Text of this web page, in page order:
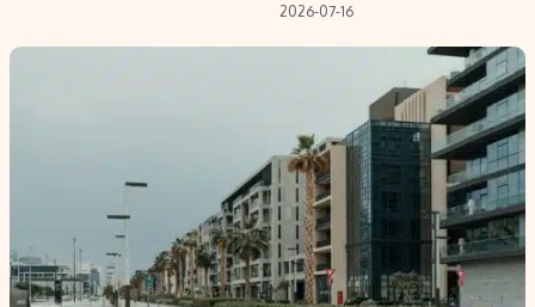
2026-07-16